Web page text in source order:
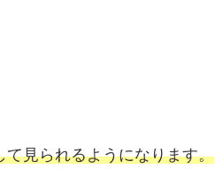
見られるようになります。